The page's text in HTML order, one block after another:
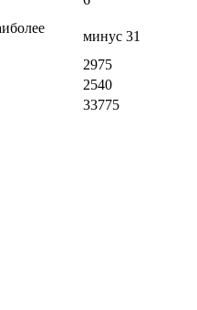
минус 31
2975
2540
33775